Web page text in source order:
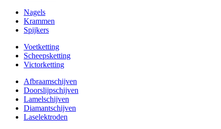
Nagels
Krammen
Spijkers
Voetketting
Scheepsketting
Victorketting
Afbraamschijven
Doorslijpschijven
Lamelschijven
Diamantschijven
Laselektroden